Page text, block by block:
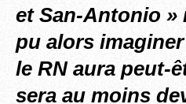
et San-Antonio »
pu alors
le RN aura peut-
sera au moins